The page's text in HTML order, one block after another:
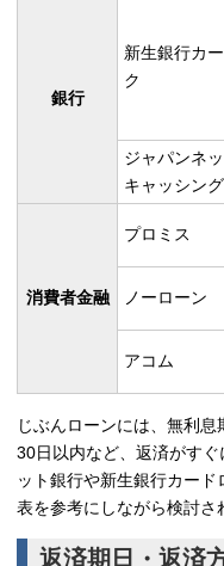
銀行
新生銀行カ
ク
ジャパンネ
キャッシング
消費者金融
プロミス
ノーローン
アコム
じぶんローンには、 無利息
30日以内など、返済がす
ット銀行や新生銀行カー
表を参考にしながら検討さ
返済期日・返済